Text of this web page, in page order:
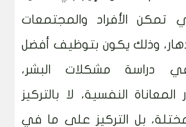
تمكن الأفراد والمجتمعات
وذلك يكون بتوظيف أفضل
دراسة مشكلات البشر،
النفسية، لا بالتركيز
بل التركيز على ما في